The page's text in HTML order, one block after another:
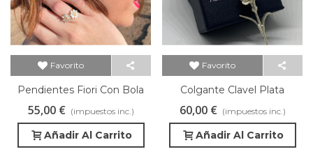
Favorito
Pendientes Fiori Con Bola
De Cristal Blanca
55,00 € (impuestos inc.)
Añadir Al Carrito
Favorito
Colgante Clavel Plata
60,00 € (impuestos inc.)
Añadir Al Carrito